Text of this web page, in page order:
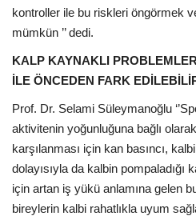
kontroller ile bu riskleri öngörmek
mümkün ’’ dedi.
KALP KAYNAKLI
İLE ÖNCEDEN FARK
Prof. Dr. Selami Süleymanoğlu
aktivitenin yoğunluğuna bağlı
karşılanması için kan basıncı,
dolayısıyla da kalbin pompaladığı
için artan iş yükü anlamına gelen
bireylerin kalbi rahatlıkla uyum